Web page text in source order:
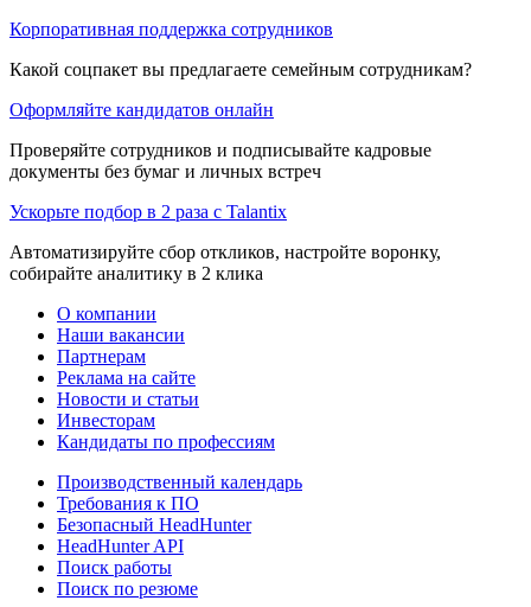
Корпоративная поддержка сотрудников
Какой соцпакет вы предлагаете семейным сотрудникам?
Оформляйте кандидатов онлайн
Проверяйте сотрудников и подписывайте кадровые
документы без бумаг и личных встреч
Ускорьте подбор в 2 раза с Talantix
Автоматизируйте сбор откликов, настройте воронку,
собирайте аналитику в 2 клика
О компании
Наши вакансии
Партнерам
Реклама на сайте
Новости и статьи
Инвесторам
Кандидаты по профессиям
Производственный календарь
Требования к ПО
Безопасный HeadHunter
HeadHunter API
Поиск работы
Поиск по резюме